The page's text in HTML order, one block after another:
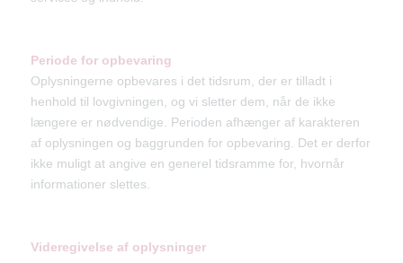
Periode for opbevaring
Oplysningerne opbevares i det tidsrum, der er tilladt i
henhold til lovgivningen, og vi sletter dem, når de ikke
længere er nødvendige. Perioden afhænger af karakteren
af oplysningen og baggrunden for opbevaring. Det er derfor
ikke muligt at angive en generel tidsramme for, hvornår
informationer slettes.
Videregivelse af oplysninger